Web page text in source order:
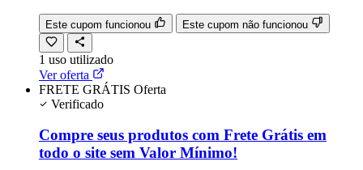
Este cupom funcionou Este cupom não funcionou
1 uso utilizado
Ver oferta
FRETE GRÁTIS Oferta
Verificado
Compre seus produtos com Frete Grátis em
todo o site sem Valor Mínimo!